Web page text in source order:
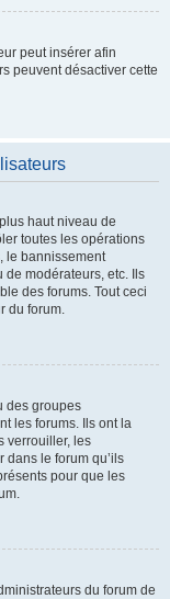
peut insérer afin
peuvent désactiver cette
haut niveau de
toutes les opérations
le bannissement
de modérateurs, etc. Ils
des forums. Tout ceci
du forum.
des groupes
les forums. Ils ont la
verrouiller, les
dans le forum qu’ils
pour que les
du forum de